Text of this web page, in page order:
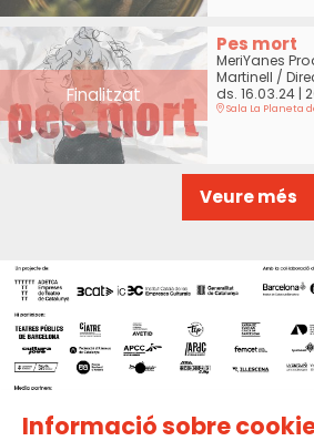
Finalitzat
Pes mort
MeriYanes
Martinell /
ds. 16.03.24|
Sala La Planeta
Veure més
Informació sobre